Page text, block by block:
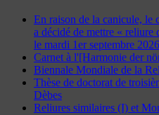
En raison de la canicule, le
a décidé de mettre « reliure
le mardi 1er septembre 2026
Carnet à l'[Harmonie der
Biennale Mondiale de la
Thèse de doctorat de
Dèbes
Reliures similaires (I) et